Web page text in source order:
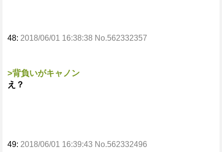
48: 2018/06/01 16:38:38 No.562332357
>背負いがキャノン
え？
49: 2018/06/01 16:39:43 No.562332496